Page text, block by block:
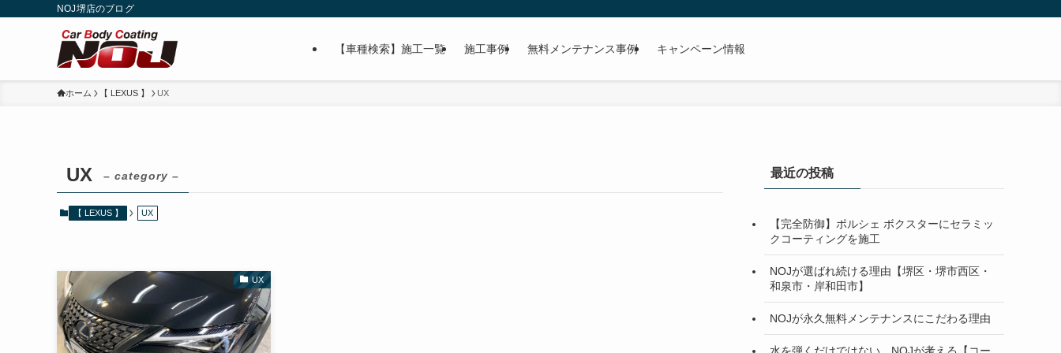
NOJ堺店のブログ
【車種検索】施工一覧 施工事例 無料メンテナンス事例 キャンペーン情報
ホーム 【 LEXUS 】 UX
UX – category –
【 LEXUS 】 UX
UX
最近の投稿
【完全防御】ポルシェ ボクスターにセラミッ
クコーティングを施工
NOJが選ばれ続ける理由【堺区・堺市西区・
和泉市・岸和田市】
NOJが永久無料メンテナンスにこだわる理由
水を弾くだけではない。NOJが考える【コー